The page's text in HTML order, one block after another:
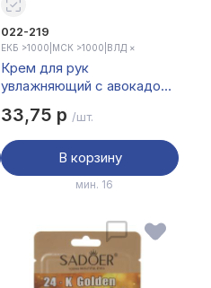
022-219
ЕКБ >1000 МСК >1000 ВЛД ×
Крем для рук
увлажняющий с авокадо
33,75 р /шт.
В корзину
мин. 16